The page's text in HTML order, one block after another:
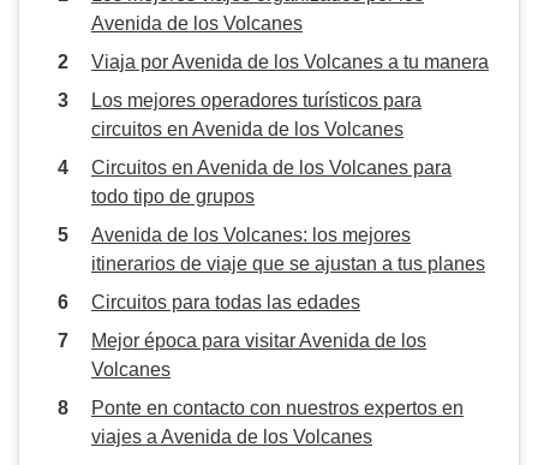
Avenida de los Volcanes
Viaja por Avenida de los Volcanes a tu manera
Los mejores operadores turísticos para
circuitos en Avenida de los Volcanes
Circuitos en Avenida de los Volcanes para
todo tipo de grupos
Avenida de los Volcanes: los mejores
itinerarios de viaje que se ajustan a tus planes
Circuitos para todas las edades
Mejor época para visitar Avenida de los
Volcanes
Ponte en contacto con nuestros expertos en
viajes a Avenida de los Volcanes